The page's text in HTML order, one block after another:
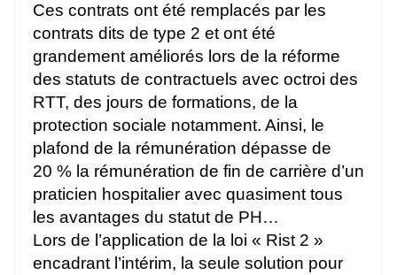
Ces contrats ont été remplacés par les
contrats dits de type 2 et ont été
grandement améliorés lors de la réforme
des statuts de contractuels avec octroi des
RTT, des jours de formations, de la
protection sociale notamment. Ainsi, le
plafond de la rémunération dépasse de
20 % la rémunération de fin de carrière d’un
praticien hospitalier avec quasiment tous
les avantages du statut de PH…
Lors de l’application de la loi « Rist 2 »
encadrant l’intérim, la seule solution pour